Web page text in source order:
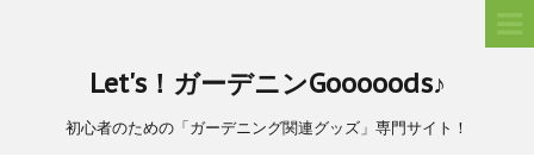
Let's！ガーデニンGooooods♪
初心者のための「ガーデニング関連グッズ」専門サイト！